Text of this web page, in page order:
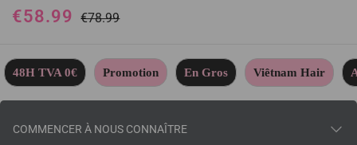
et Couleur Noir Mix vert 99€ en
100% cheveux humains
€58.99 €78.99
48H TVA 0€ Promotion En Gros Viêtnam Hair
COMMENCER À NOUS CONNAÎTRE